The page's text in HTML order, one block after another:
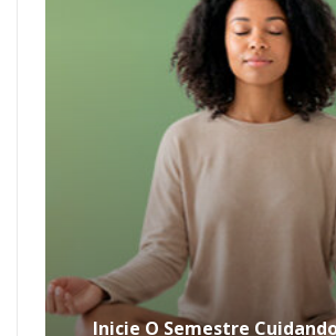
Inicie O Semestre